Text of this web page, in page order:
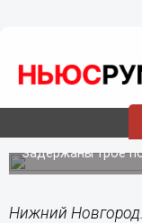
08.06.201913:55
Навигатор и
грабители
Задержаны трое
Нижний